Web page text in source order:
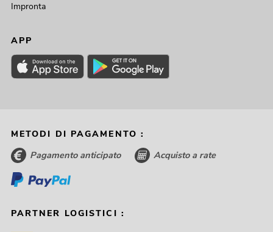
Impronta
APP
METODI DI PAGAMENTO :
Pagamento anticipato Acquisto a rate
PARTNER LOGISTICI :